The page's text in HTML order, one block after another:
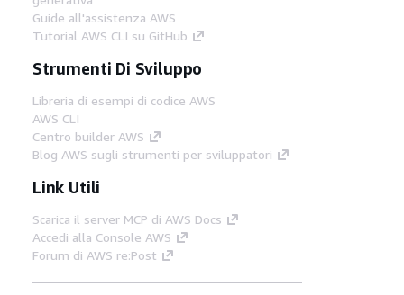
Guide all'assistenza AWS
Tutorial AWS CLI su GitHub
Strumenti Di Sviluppo
Libreria di esempi di codice AWS
AWS CLI
Centro builder AWS
Blog AWS sugli strumenti per sviluppatori
Link Utili
Scarica il server MCP di AWS Docs
Accedi alla Console AWS
Forum di AWS re:Post